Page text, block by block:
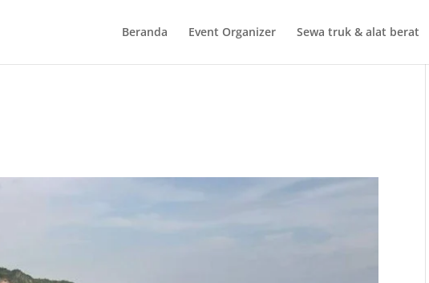
Beranda Event Organizer Sewa truk & alat berat